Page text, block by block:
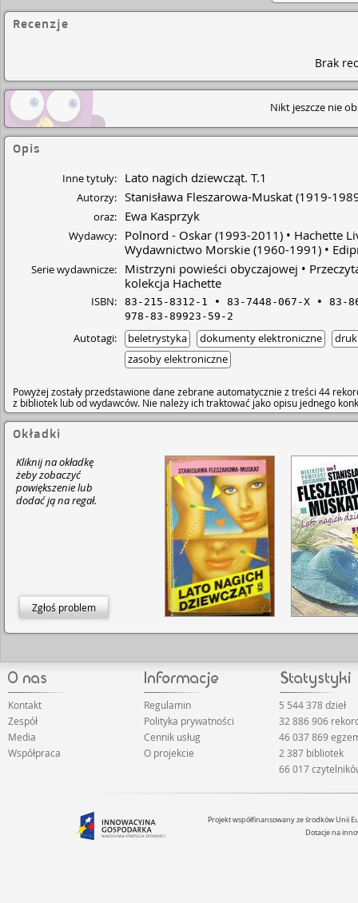
Recenzje
Brak
Nikt jeszcze nie
Opis
Inne tytuły: Lato nagich dziewcząt. T.1
Autorzy: Stanisława Fleszarowa-Muskat (1919-
oraz: Ewa Kasprzyk
Wydawcy: Polnord - Oskar (1993-2011)
Hachette
Wydawnictwo Morskie (1960-1991)
Serie wydawnicze: Mistrzyni powieści obyczajowej
kolekcja Hachette
ISBN: 83-215-8312-1 83-7448-067-X
83-
978-83-89923-59-2
Autotagi: beletrystyka dokumenty elektroniczne
druk
zasoby elektroniczne
Powyżej zostały przedstawione dane zebrane automatycznie z treści 44
z bibliotek lub od wydawców. Nie należy ich traktować jako opisu jednego
Okładki
Kliknij na okładkę
żeby zobaczyć
powiększenie lub
dodać ją na regał.
Zgłoś problem
Kontakt
Zespół
Media
Współpraca
Regulamin
Polityka prywatności
Cennik usług
O projekcie
5 544 378 dzieł
32 886 906
46 037 869
2 387 bibliotek
66 017
Projekt współfinansowany ze środków Unii
Dotacje na